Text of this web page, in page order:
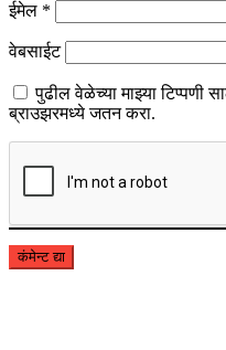
ईमेल *
वेबसाईट
पुढील वेळेच्या माझ्या टिप्पणी
ब्राउझरमध्ये जतन करा.